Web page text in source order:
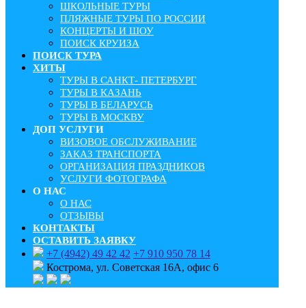
ШКОЛЬНЫЕ ТУРЫ
ПЛЯЖНЫЕ ТУРЫ ПО РОССИИ
КОНЦЕРТЫ И ШОУ
ПОИСК КРУИЗА
ПОИСК ТУРА
ХИТЫ
ТУРЫ В САНКТ- ПЕТЕРБУРГ
ТУРЫ В КАЗАНЬ
ТУРЫ В БЕЛАРУСЬ
ТУРЫ В МОСКВУ
ДОП УСЛУГИ
ВИЗОВОЕ ОБСЛУЖИВАНИЕ
ЗАКАЗ ТРАНСПОРТА
ОРГАНИЗАЦИЯ ПРАЗДНИКОВ
УСЛУГИ ФОТОГРАФА
О НАС
О НАС
ОТЗЫВЫ
КОНТАКТЫ
ОСТАВИТЬ ЗАЯВКУ
+7 (4942) 49 42 42 +7 910 950 78 14
Кострома, ул. Советская 16А, офис 6